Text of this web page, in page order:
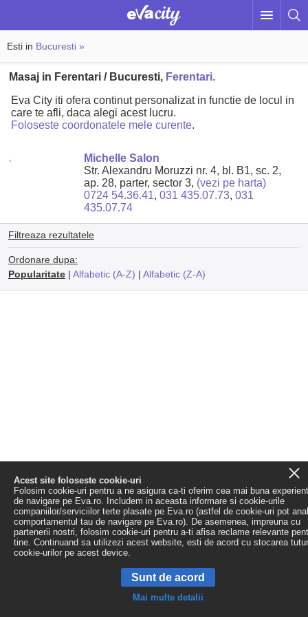
Esti in Bucuresti »
Masaj in Ferentari / Bucuresti, Ferentari.
Eva City iti ofera continut personalizat in functie de locul in
care te afli, daca alegi acest lucru.
Foloseste coordonatele mele curente.
Michelle Salon
Str. Alexandru Moruzzi nr. 4, bl. B1, sc. 2,
ap. 28, parter, sector 3, (vezi pe harta)
0724 54.36.41,031 435.07.73,031
435.07.74
Filtreaza rezultatele
Ordonare dupa:
Popularitate| Alfabetic (A-Z) | Alfabetic (Z-A)
Acest site foloseste cookie-uri
Folosim cookie-uri pentru a ne asigura ca-ti oferim cea mai buna
de navigare pe Eva.ro. Includem in aceasta informare si cookie-urile
companiilor/serviciilor terte plasate pe Eva.ro (astfel de cookie-uri pot
comportamentul tau de navigare pe Eva.ro). De asemenea, impreuna cu
partenerii nostri, folosim cookie-uri pentru a-ti afisa reclame relevante
tine. Continuand sa utilizezi acest website, esti de acord cu stocarea
cookie-urilor pe acest device.
Sunt de acord
Mai multe detalii